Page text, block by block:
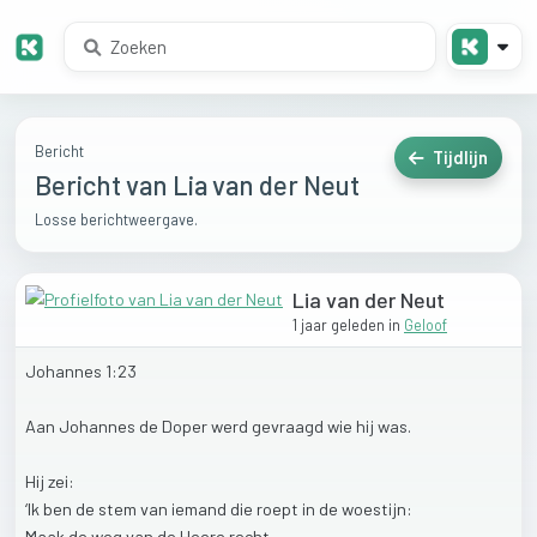
Bericht
Bericht van Lia van der Neut
Losse berichtweergave.
Tijdlijn
Lia van der Neut
1 jaar geleden in Geloof
Johannes 1:23
Aan Johannes de Doperwerd gevraagd wie hij was.
Hij zei:
‘Ik ben de stem van iemand die roept in de woestijn: